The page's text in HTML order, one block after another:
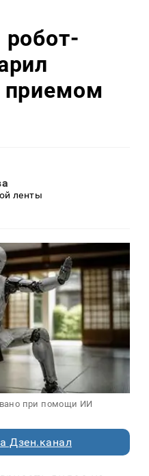
приемом
ленты
при помощи ИИ
Дзен.канал